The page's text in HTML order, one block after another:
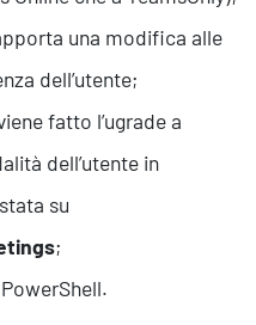
una modifica alle
dell’utente;
fatto l’ugrade a
dell’utente in
su
;